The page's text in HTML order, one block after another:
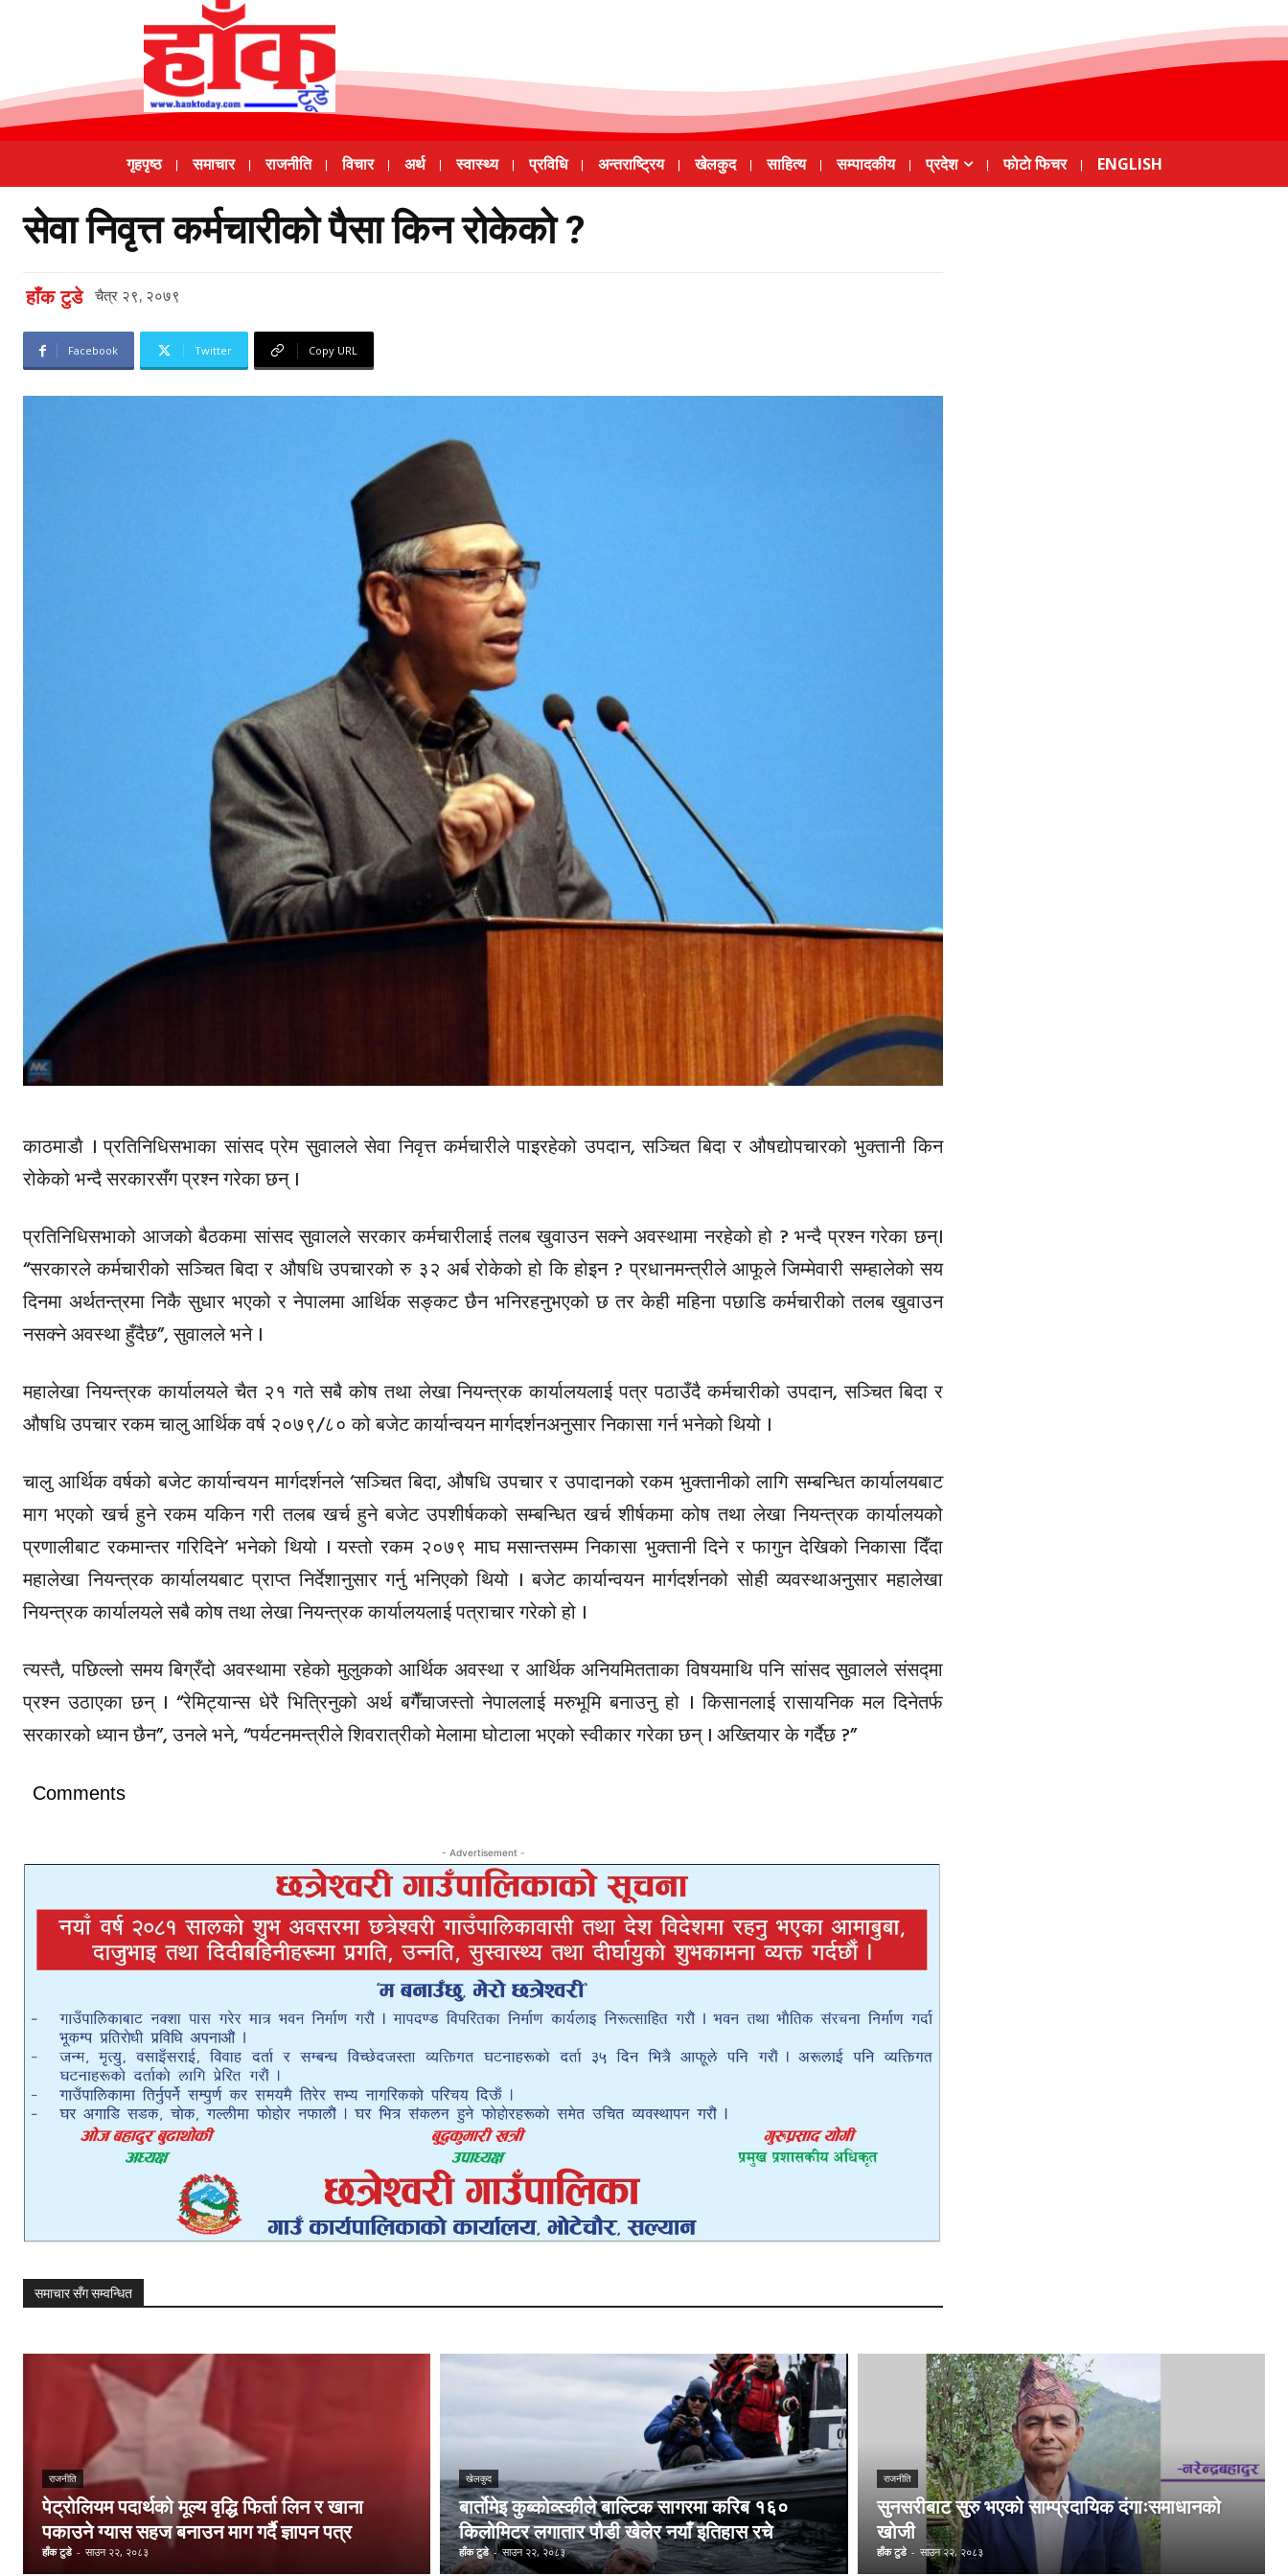
गृहपृष्ठ समाचार राजनीति विचार अर्थ स्वास्थ्य प्रविधि अन्तराष्ट्रिय खेलकुद साहित्य सम्पादकीय प्रदेश फाेटाे फिचर ENGLISH
सेवा निवृत्त कर्मचारीको पैसा किन रोकेको ?
हाँक टुडे चैत्र २९, २०७९
Facebook Twitter Copy URL
काठमाडाै । प्रतिनिधिसभाका सांसद प्रेम सुवालले सेवा निवृत्त कर्मचारीले पाइरहेको उपदान, सञ्चित बिदा र औषद्योपचारको भुक्तानी किन
रोकेको भन्दै सरकारसँग प्रश्न गरेका छन् ।
प्रतिनिधिसभाको आजको बैठकमा सांसद सुवालले सरकार कर्मचारीलाई तलब खुवाउन सक्ने अवस्थामा नरहेको हो ? भन्दै प्रश्न गरेका छन्।
“सरकारले कर्मचारीको सञ्चित बिदा र औषधि उपचारको रु ३२ अर्ब रोकेको हो कि होइन ? प्रधानमन्त्रीले आफूले जिम्मेवारी सम्हालेको सय
दिनमा अर्थतन्त्रमा निकै सुधार भएको र नेपालमा आर्थिक सङ्कट छैन भनिरहनुभएको छ तर केही महिना पछाडि कर्मचारीको तलब खुवाउन
नसक्ने अवस्था हुँदैछ”, सुवालले भने ।
महालेखा नियन्त्रक कार्यालयले चैत २१ गते सबै कोष तथा लेखा नियन्त्रक कार्यालयलाई पत्र पठाउँदै कर्मचारीको उपदान, सञ्चित बिदा र
औषधि उपचार रकम चालु आर्थिक वर्ष २०७९/८० को बजेट कार्यान्वयन मार्गदर्शनअनुसार निकासा गर्न भनेको थियो ।
चालु आर्थिक वर्षको बजेट कार्यान्वयन मार्गदर्शनले ‘सञ्चित बिदा, औषधि उपचार र उपादानको रकम भुक्तानीको लागि सम्बन्धित कार्यालयबाट
माग भएको खर्च हुने रकम यकिन गरी तलब खर्च हुने बजेट उपशीर्षकको सम्बन्धित खर्च शीर्षकमा कोष तथा लेखा नियन्त्रक कार्यालयको
प्रणालीबाट रकमान्तर गरिदिने’ भनेको थियो । यस्तो रकम २०७९ माघ मसान्तसम्म निकासा भुक्तानी दिने र फागुन देखिको निकासा दिँदा
महालेखा नियन्त्रक कार्यालयबाट प्राप्त निर्देशानुसार गर्नु भनिएको थियो । बजेट कार्यान्वयन मार्गदर्शनको सोही व्यवस्थाअनुसार महालेखा
नियन्त्रक कार्यालयले सबै कोष तथा लेखा नियन्त्रक कार्यालयलाई पत्राचार गरेको हो ।
त्यस्तै, पछिल्लो समय बिग्रँदो अवस्थामा रहेको मुलुकको आर्थिक अवस्था र आर्थिक अनियमितताका विषयमाथि पनि सांसद सुवालले संसद्मा
प्रश्न उठाएका छन् । “रेमिट्यान्स धेरै भित्रिनुको अर्थ बगैँचाजस्तो नेपाललाई मरुभूमि बनाउनु हो । किसानलाई रासायनिक मल दिनेतर्फ
सरकारको ध्यान छैन”, उनले भने, “पर्यटनमन्त्रीले शिवरात्रीको मेलामा घोटाला भएको स्वीकार गरेका छन् । अख्तियार के गर्दैछ ?”
Comments
- Advertisement -
समाचार सँग सम्वन्धित
राजनीति
पेट्रोलियम पदार्थको मूल्य वृद्धि फिर्ता लिन र खाना
पकाउने ग्यास सहज बनाउन माग गर्दै ज्ञापन पत्र
हाँक टुडे - साउन २२, २०८३
खेलकुद
बार्तोमेइ कुब्कोव्स्कीले बाल्टिक सागरमा करिब १६०
किलोमिटर लगातार पौडी खेलेर नयाँ इतिहास रचे
हाँक टुडे - साउन २२, २०८३
राजनीति
सुनसरीबाट सुरु भएको साम्प्रदायिक दंगाःसमाधानको
खोजी
हाँक टुडे - साउन २२, २०८३